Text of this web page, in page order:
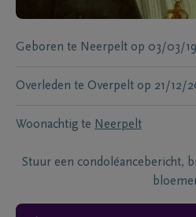
Geboren te Neerpelt op 03/03/
Overleden te Overpelt op 21/12/
Woonachtig te Neerpelt
Stuur een condoléancebericht,